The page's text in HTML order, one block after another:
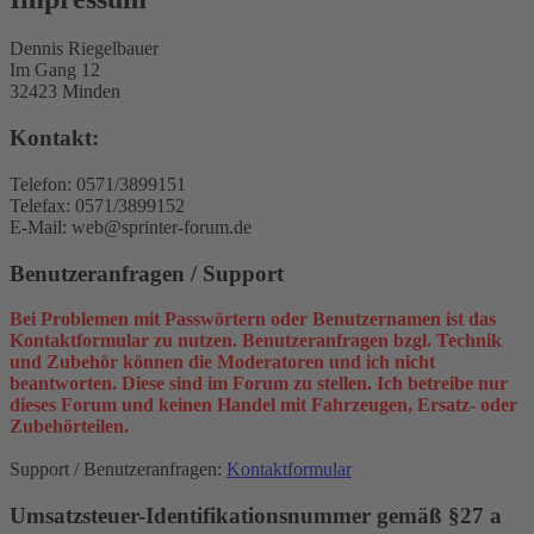
Dennis Riegelbauer
Im Gang 12
32423 Minden
Kontakt:
Telefon: 0571/3899151
Telefax: 0571/3899152
E-Mail: web@sprinter-forum.de
Benutzeranfragen / Support
Bei Problemen mit Passwörtern oder Benutzernamen ist das
Kontaktformular zu nutzen. Benutzeranfragen bzgl. Technik
und Zubehör können die Moderatoren und ich nicht
beantworten. Diese sind im Forum zu stellen. Ich betreibe nur
dieses Forum und keinen Handel mit Fahrzeugen, Ersatz- oder
Zubehörteilen.
Support / Benutzeranfragen: Kontaktformular
Umsatzsteuer-Identifikationsnummer gemäß §27 a